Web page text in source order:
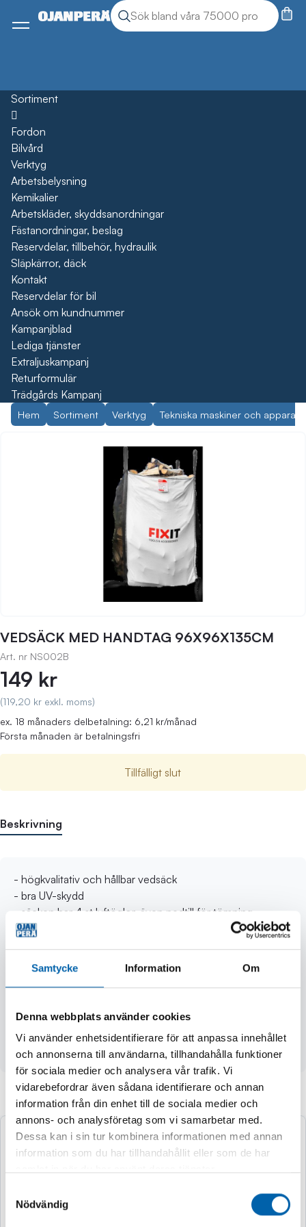
Samtycke Information Om
Denna webbplats använder cookies
Vi använder enhetsidentifierare för att anpassa innehållet
och annonserna till användarna, tillhandahålla funktioner
för sociala medier och analysera vår trafik. Vi
vidarebefordrar även sådana identifierare och annan
information från din enhet till de sociala medier och
annons- och analysföretag som vi samarbetar med.
Dessa kan i sin tur kombinera informationen med annan
information som du har tillhandahållit eller som de har
Nödvändig
Sök produkter
Sök
Meny
Sortiment
Öppna
Fordon
Bilvård
Verktyg
Arbetsbelysning
Kemikalier
Arbetskläder, skyddsanordningar
Fästanordningar, beslag
Reservdelar, tillbehör, hydraulik
Släpkärror, däck
Kontakt
Reservdelar för bil
Ansök om kundnummer
Kampanjblad
Lediga tjänster
Extraljuskampanj
Returformulär
Trädgårds Kampanj
Hem Sortiment Verktyg Tekniska maskiner och
VEDSÄCK MED HANDTAG 96X96X135CM
Art. nr NS002B
149 kr
(119,20 kr exkl. moms)
ex. 18 månaders delbetalning: 6,21 kr/månad
Första månaden är betalningsfri
Tillfälligt slut
Beskrivning
- högkvalitativ och hållbar vedsäck
- bra UV-skydd
- säcken har 4 st lyftöglor, även nedtill för tömning,
banden är korsvis sydda
- bärförmåga 1000 kg
- säkerhetsfaktor 5:1
- mått B 96 x D 96 x H 135 cm
OBS! Klabbar ingår inte i leveransen.
Andra köpte även